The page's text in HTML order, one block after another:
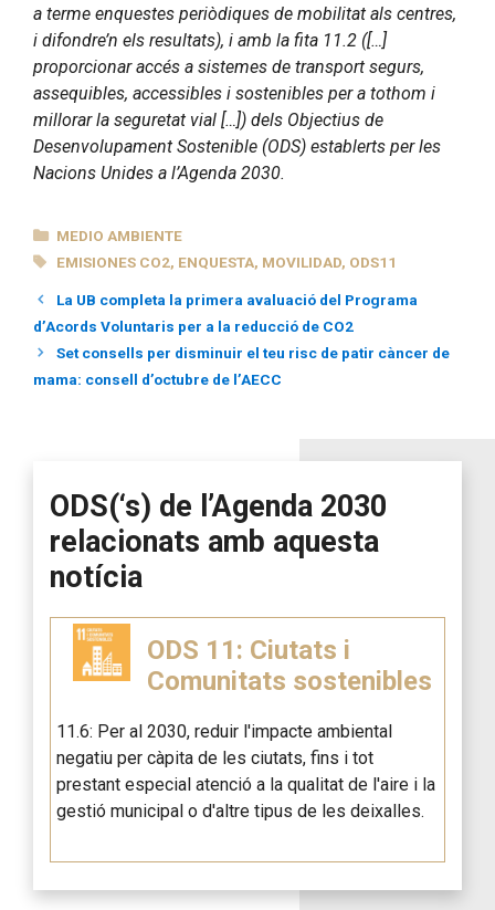
a terme enquestes periòdiques de mobilitat als centres,
i difondre’n els resultats), i amb la fita 11.2 ([…]
proporcionar accés a sistemes de transport segurs,
assequibles, accessibles i sostenibles per a tothom i
millorar la seguretat vial […]) dels Objectius de
Desenvolupament Sostenible (ODS) establerts per les
Nacions Unides a l’Agenda 2030.
CATEGORÍAS
MEDIO AMBIENTE
ETIQUETAS
EMISIONES CO2, ENQUESTA, MOVILIDAD, ODS11
La UB completa la primera avaluació del Programa
d’Acords Voluntaris per a la reducció de CO2
Set consells per disminuir el teu risc de patir càncer de
mama: consell d’octubre de l’AECC
ODS(‘s) de l’Agenda 2030
relacionats amb aquesta
notícia
ODS 11: Ciutats i
Comunitats sostenibles
11.6: Per al 2030, reduir l'impacte ambiental
negatiu per càpita de les ciutats, fins i tot
prestant especial atenció a la qualitat de l'aire i la
gestió municipal o d'altre tipus de les deixalles.